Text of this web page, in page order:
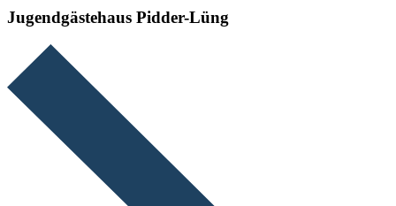
Jugendgästehaus Pidder-Lüng